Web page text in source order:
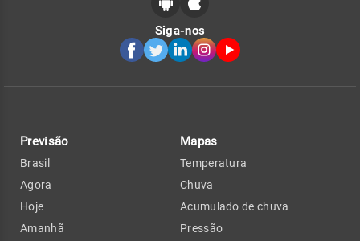
Siga-nos
Previsão
Brasil
Agora
Hoje
Amanhã
Mapas
Temperatura
Chuva
Acumulado de chuva
Pressão